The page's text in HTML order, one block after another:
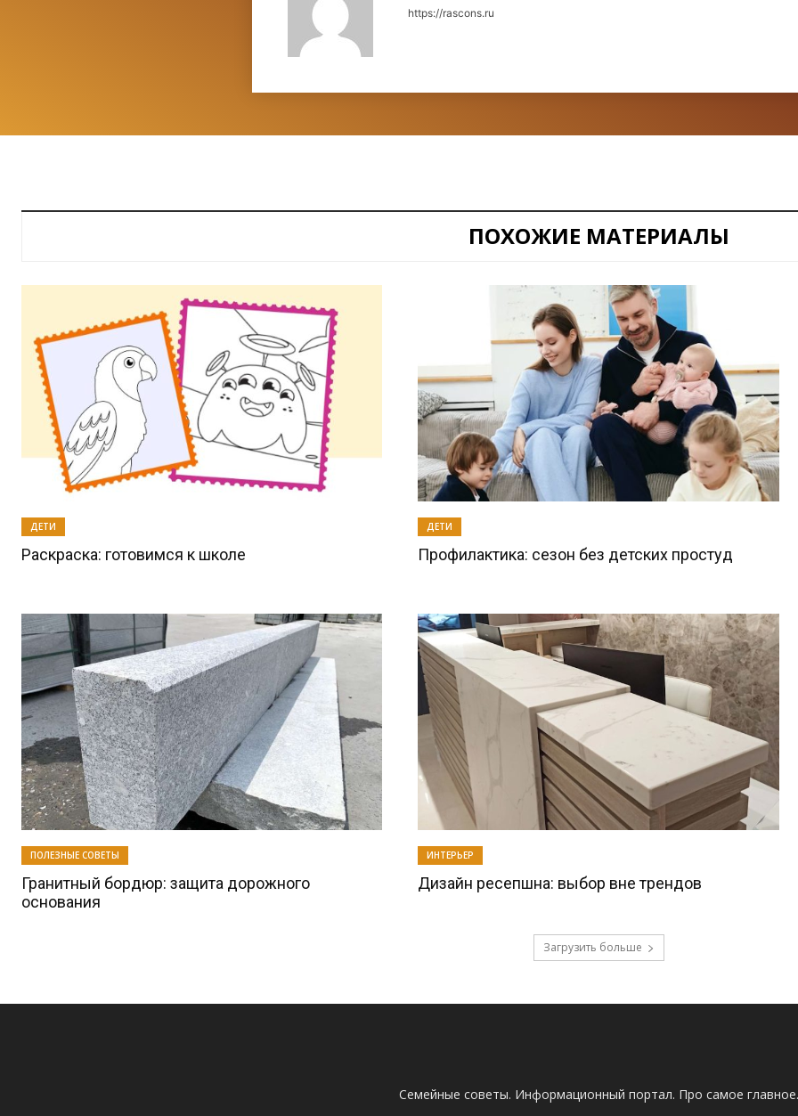
https://rascons.ru
ПОХОЖИЕ МАТЕРИАЛЫ
ДЕТИ
Раскраска: готовимся к школе
ДЕТИ
Профилактика: сезон без детских простуд
ПОЛЕЗНЫЕ СОВЕТЫ
Гранитный бордюр: защита дорожного
основания
ИНТЕРЬЕР
Дизайн ресепшна: выбор вне трендов
Загрузить больше
Семейные советы. Информационный портал. Про самое главное.